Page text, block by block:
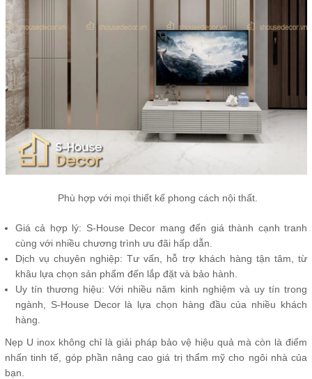
Phù hợp với mọi thiết kế phong cách nội thất.
Giá cả hợp lý: S-House Decor mang đến giá thành cạnh tranh
cùng với nhiều chương trình ưu đãi hấp dẫn.
Dịch vụ chuyên nghiệp: Tư vấn, hỗ trợ khách hàng tận tâm, từ
khâu lựa chọn sản phẩm đến lắp đặt và bảo hành.
Uy tín thương hiệu: Với nhiều năm kinh nghiệm và uy tín trong
ngành, S-House Decor là lựa chọn hàng đầu của nhiều khách
hàng.
Nẹp U inox không chỉ là giải pháp bảo vệ hiệu quả mà còn là điểm
nhấn tinh tế, góp phần nâng cao giá trị thẩm mỹ cho ngôi nhà của
bạn.